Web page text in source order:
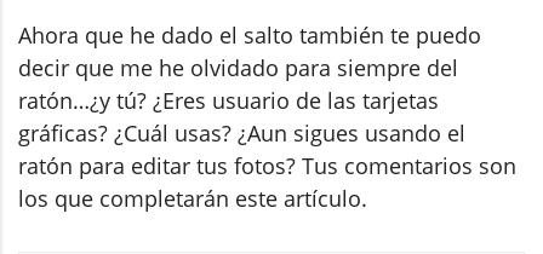
Ahora que he dado el salto también te puedo
decir que me he olvidado para siempre del
ratón…¿y tú? ¿Eres usuario de las tarjetas
gráficas? ¿Cuál usas? ¿Aun sigues usando el
ratón para editar tus fotos? Tus comentarios son
los que completarán este artículo.